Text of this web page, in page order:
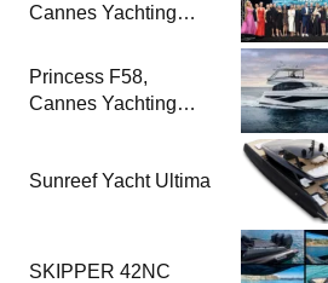
Cannes Yachting
Parladı
Princess F58,
Cannes Yachting
Sunreef Yacht Ultima
SKIPPER 42NC